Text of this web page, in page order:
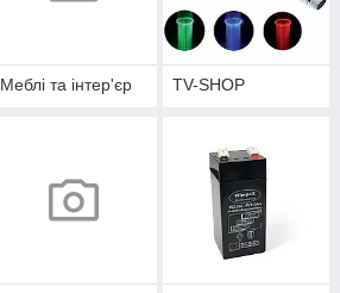
Меблі та інтер'єр TV-SHOP